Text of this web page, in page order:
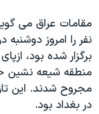
تریبونال مردمی آبان ۹۸
دادگاه حمید نوری
چهل سال
قانون شفافیت دارائی
نفر را امروز
منطقه شيعه نشين
مجروح شدند. اين
در بغداد بود.